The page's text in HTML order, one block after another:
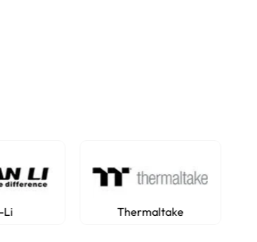
Corsair